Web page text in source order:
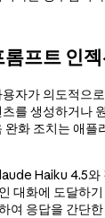
롬프트 인
자가 의도적으
를 생성하거나
완화 조치는 애
Haiku 4.5와
대화에 도달하
여 응답을 간단